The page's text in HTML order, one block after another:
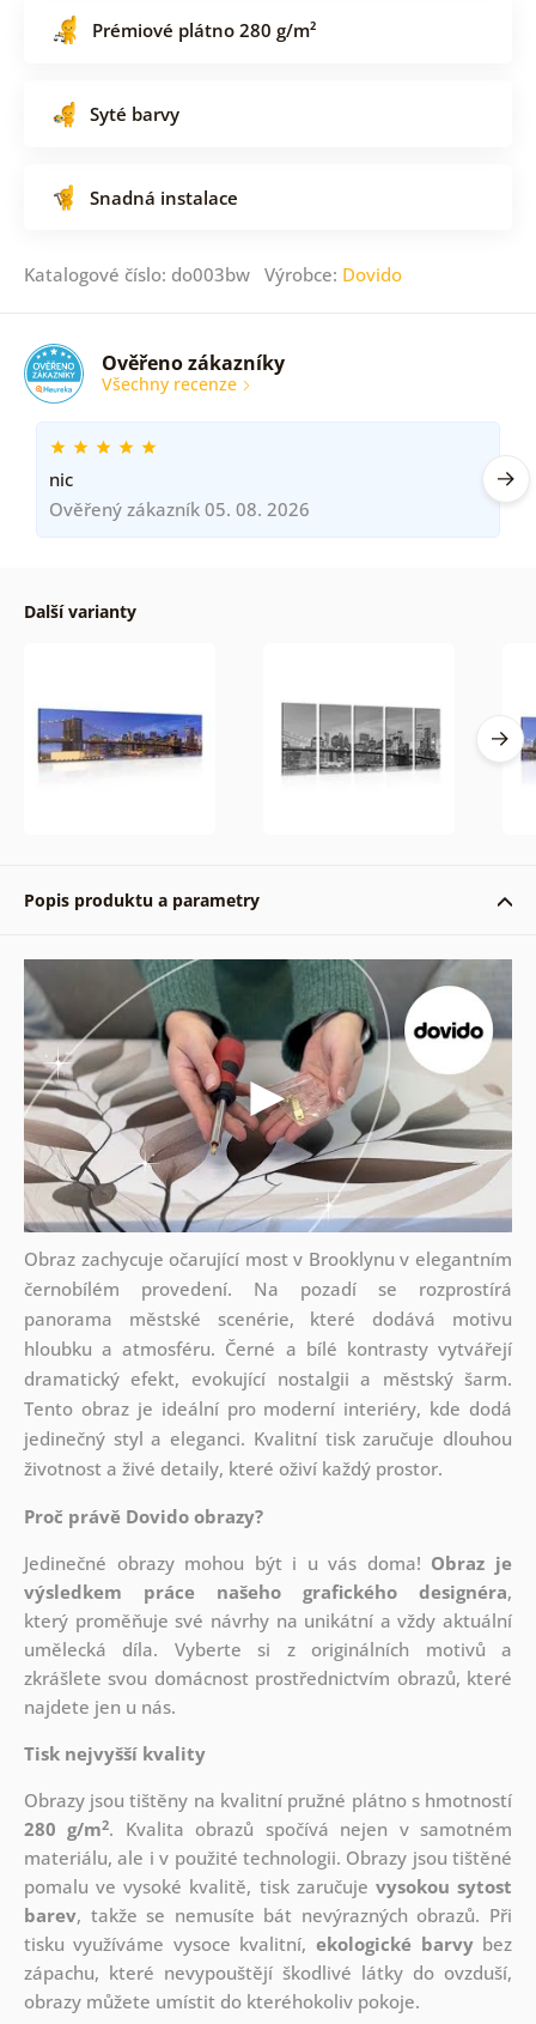
Prémiové plátno 280 g/m²
Syté barvy
Snadná instalace
Katalogové číslo: do003bw Výrobce: Dovido
Ověřeno zákazníky
Všechny recenze
nic
Ověřený zákazník 05. 08. 2026
Další varianty
Popis produktu a parametry
Obraz zachycuje očarující most v Brooklynu v elegantním
černobílém provedení. Na pozadí se rozprostírá
panorama městské scenérie, které dodává motivu
hloubku a atmosféru. Černé a bílé kontrasty vytvářejí
dramatický efekt, evokující nostalgii a městský šarm.
Tento obraz je ideální pro moderní interiéry, kde dodá
jedinečný styl a eleganci. Kvalitní tisk zaručuje dlouhou
životnost a živé detaily, které oživí každý prostor.
Proč právě Dovido obrazy?
Jedinečné obrazy mohou být i u vás doma! Obraz je
výsledkem práce našeho grafického designéra,
který proměňuje své návrhy na unikátní a vždy aktuální
umělecká díla. Vyberte si z originálních motivů a
zkrášlete svou domácnost prostřednictvím obrazů, které
najdete jen u nás.
Tisk nejvyšší kvality
Obrazy jsou tištěny na kvalitní pružné plátno s hmotností
280 g/m2. Kvalita obrazů spočívá nejen v samotném
materiálu, ale i v použité technologii. Obrazy jsou tištěné
pomalu ve vysoké kvalitě, tisk zaručuje vysokou sytost
barev, takže se nemusíte bát nevýrazných obrazů. Při
tisku využíváme vysoce kvalitní,ekologické barvybez
zápachu, které nevypouštějí škodlivé látky do ovzduší,
obrazy můžete umístit do kteréhokoliv pokoje.